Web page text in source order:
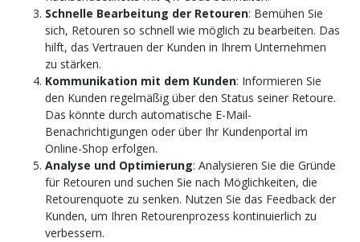
Schnelle Bearbeitung der Retouren: Bemühen Sie
sich, Retouren so schnell wie möglich zu bearbeiten. Das
hilft, das Vertrauen der Kunden in Ihrem Unternehmen
zu stärken.
Kommunikation mit dem Kunden: Informieren Sie
den Kunden regelmäßig über den Status seiner Retoure.
Das könnte durch automatische E-Mail-
Benachrichtigungen oder über Ihr Kundenportal im
Online-Shop erfolgen.
Analyse und Optimierung: Analysieren Sie die Gründe
für Retouren und suchen Sie nach Möglichkeiten, die
Retourenquote zu senken. Nutzen Sie das Feedback der
Kunden, um Ihren Retourenprozess kontinuierlich zu
verbessern.